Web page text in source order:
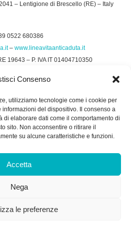
Consenso
utilizziamo tecnologie come i cookie per
del dispositivo. Il consenso a
di elaborare dati come il comportamento di
sito. Non acconsentire o ritirare il
su alcune caratteristiche e funzioni.
Accetta
Nega
le preferenze
– Lentigione di Brescello (RE) – Italy
0522 680386
– www.lineavitaanticaduta.it
19643 – P. IVA IT 01404710350
–Cookie Policy
- 13.30/17.30
- 13.30/17.00